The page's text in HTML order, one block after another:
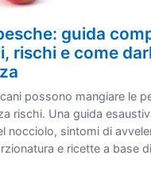
guida
rischi e come
possono mangiare le
rischi. Una guida
nocciolo, sintomi di
e ricette a base